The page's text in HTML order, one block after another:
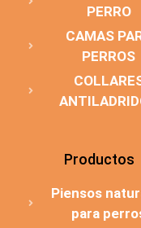
PERRO
CAMAS
PERROS
Productos
Piensos
para